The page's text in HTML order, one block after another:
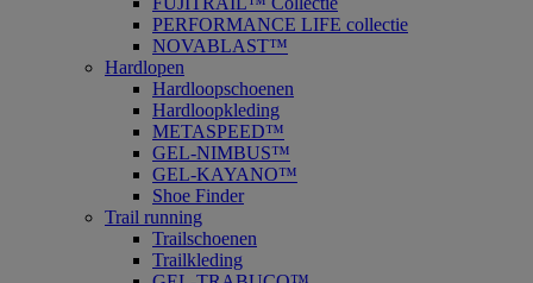
PERFORMANCE LIFE collectie
NOVABLAST™
Hardlopen
Hardloopschoenen
Hardloopkleding
METASPEED™
GEL-NIMBUS™
GEL-KAYANO™
Shoe Finder
Trail running
Trailschoenen
Trailkleding